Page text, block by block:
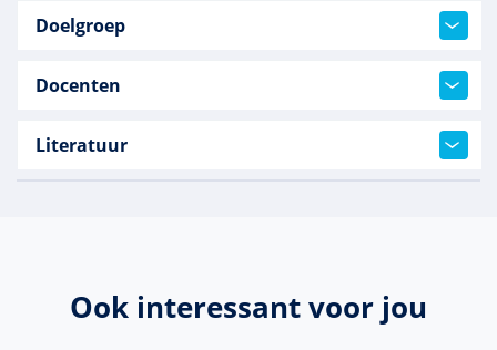
Doelgroep
Docenten
Literatuur
Ook interessant voor jou